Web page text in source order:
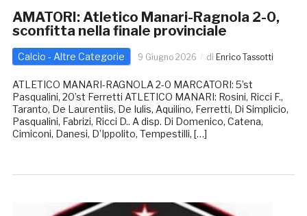
AMATORI: Atletico Manari-Ragnola 2-0,
sconfitta nella finale provinciale
Calcio - Altre Categorie 9 Giugno 2026 di Enrico Tassotti
ATLETICO MANARI-RAGNOLA 2-0 MARCATORI: 5’st
Pasqualini, 20’st Ferretti ATLETICO MANARI: Rosini, Ricci F.,
Taranto, De Laurentiis, De Iulis, Aquilino, Ferretti, Di Simplicio,
Pasqualini, Fabrizi, Ricci D.. A disp. Di Domenico, Catena,
Cimiconi, Danesi, D’Ippolito, Tempestilli, […]